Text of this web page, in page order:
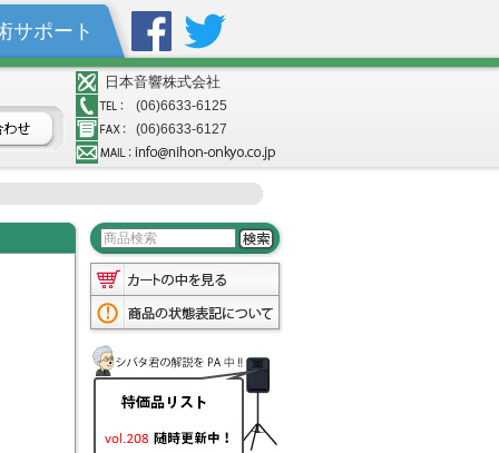
サポート
日本音響株式会社
(06)6633-6125
(06)6633-6127